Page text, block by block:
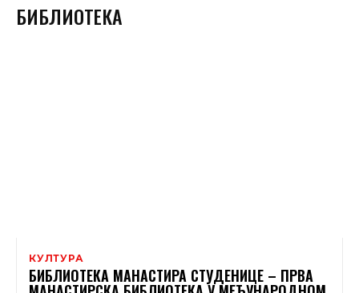
БИБЛИОТЕКА
КУЛТУРА
БИБЛИОТЕКА МАНАСТИРА СТУДЕНИЦЕ – ПРВА